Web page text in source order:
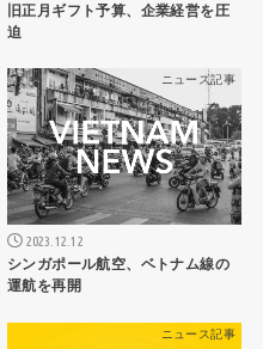
旧正月ギフト予算、企業経営を圧
迫
ニュース記事
2023.12.12
シンガポール航空、ベトナム線の
運航を再開
ニュース記事